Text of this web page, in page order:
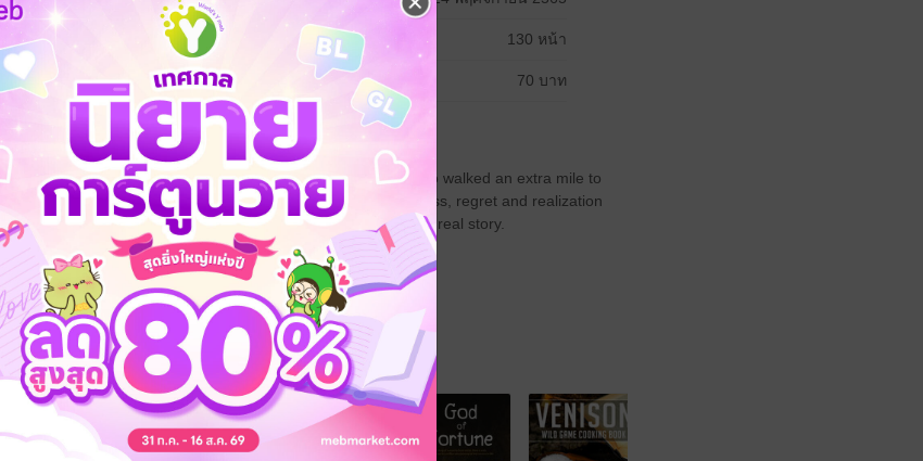
ความยาว 130 หน้า
ราคาปก 70 บาท
self-taught civil engineer and self-made millionaire who walked an extra mile to
will move you into tears. Story of a daughter’s sudden sadness, regret and realization
diagnosed with stage 2-3 bladder cancer. It’s a heartwarming real story.
there is only one papa like mine!